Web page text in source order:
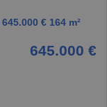
€ 164 m²
645.000 €